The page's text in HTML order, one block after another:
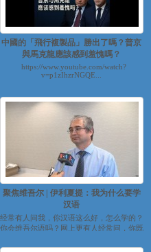
中國的「飛行複製品」勝出了嗎？普京
與馬克龍應該感到羞愧嗎？
https://www.youtube.com/watch?
v=p1zIhzrNGQE...
聚焦维吾尔 | 伊利夏提：我为什么要学
汉语
经常有人问我，你汉语这么好，怎么学的？
你会维吾尔语吗？网上更有人经常问，你既